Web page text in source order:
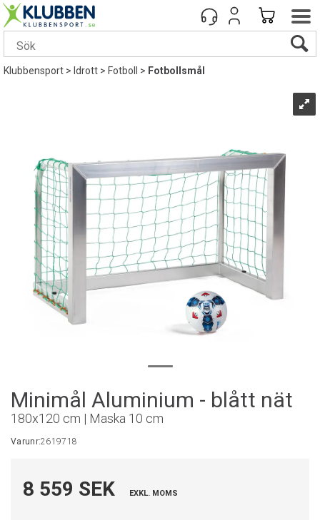
Klubbensport> Idrott>Fotboll > Fotbollsmål
Minimål Aluminium - blått nät
180x120 cm | Maska 10 cm
Varunr:2619718
8 559 SEK EXKL. MOMS